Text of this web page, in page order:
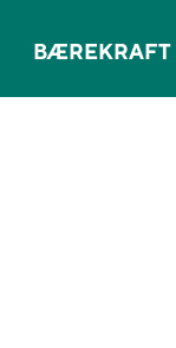
BÆREKRAFT